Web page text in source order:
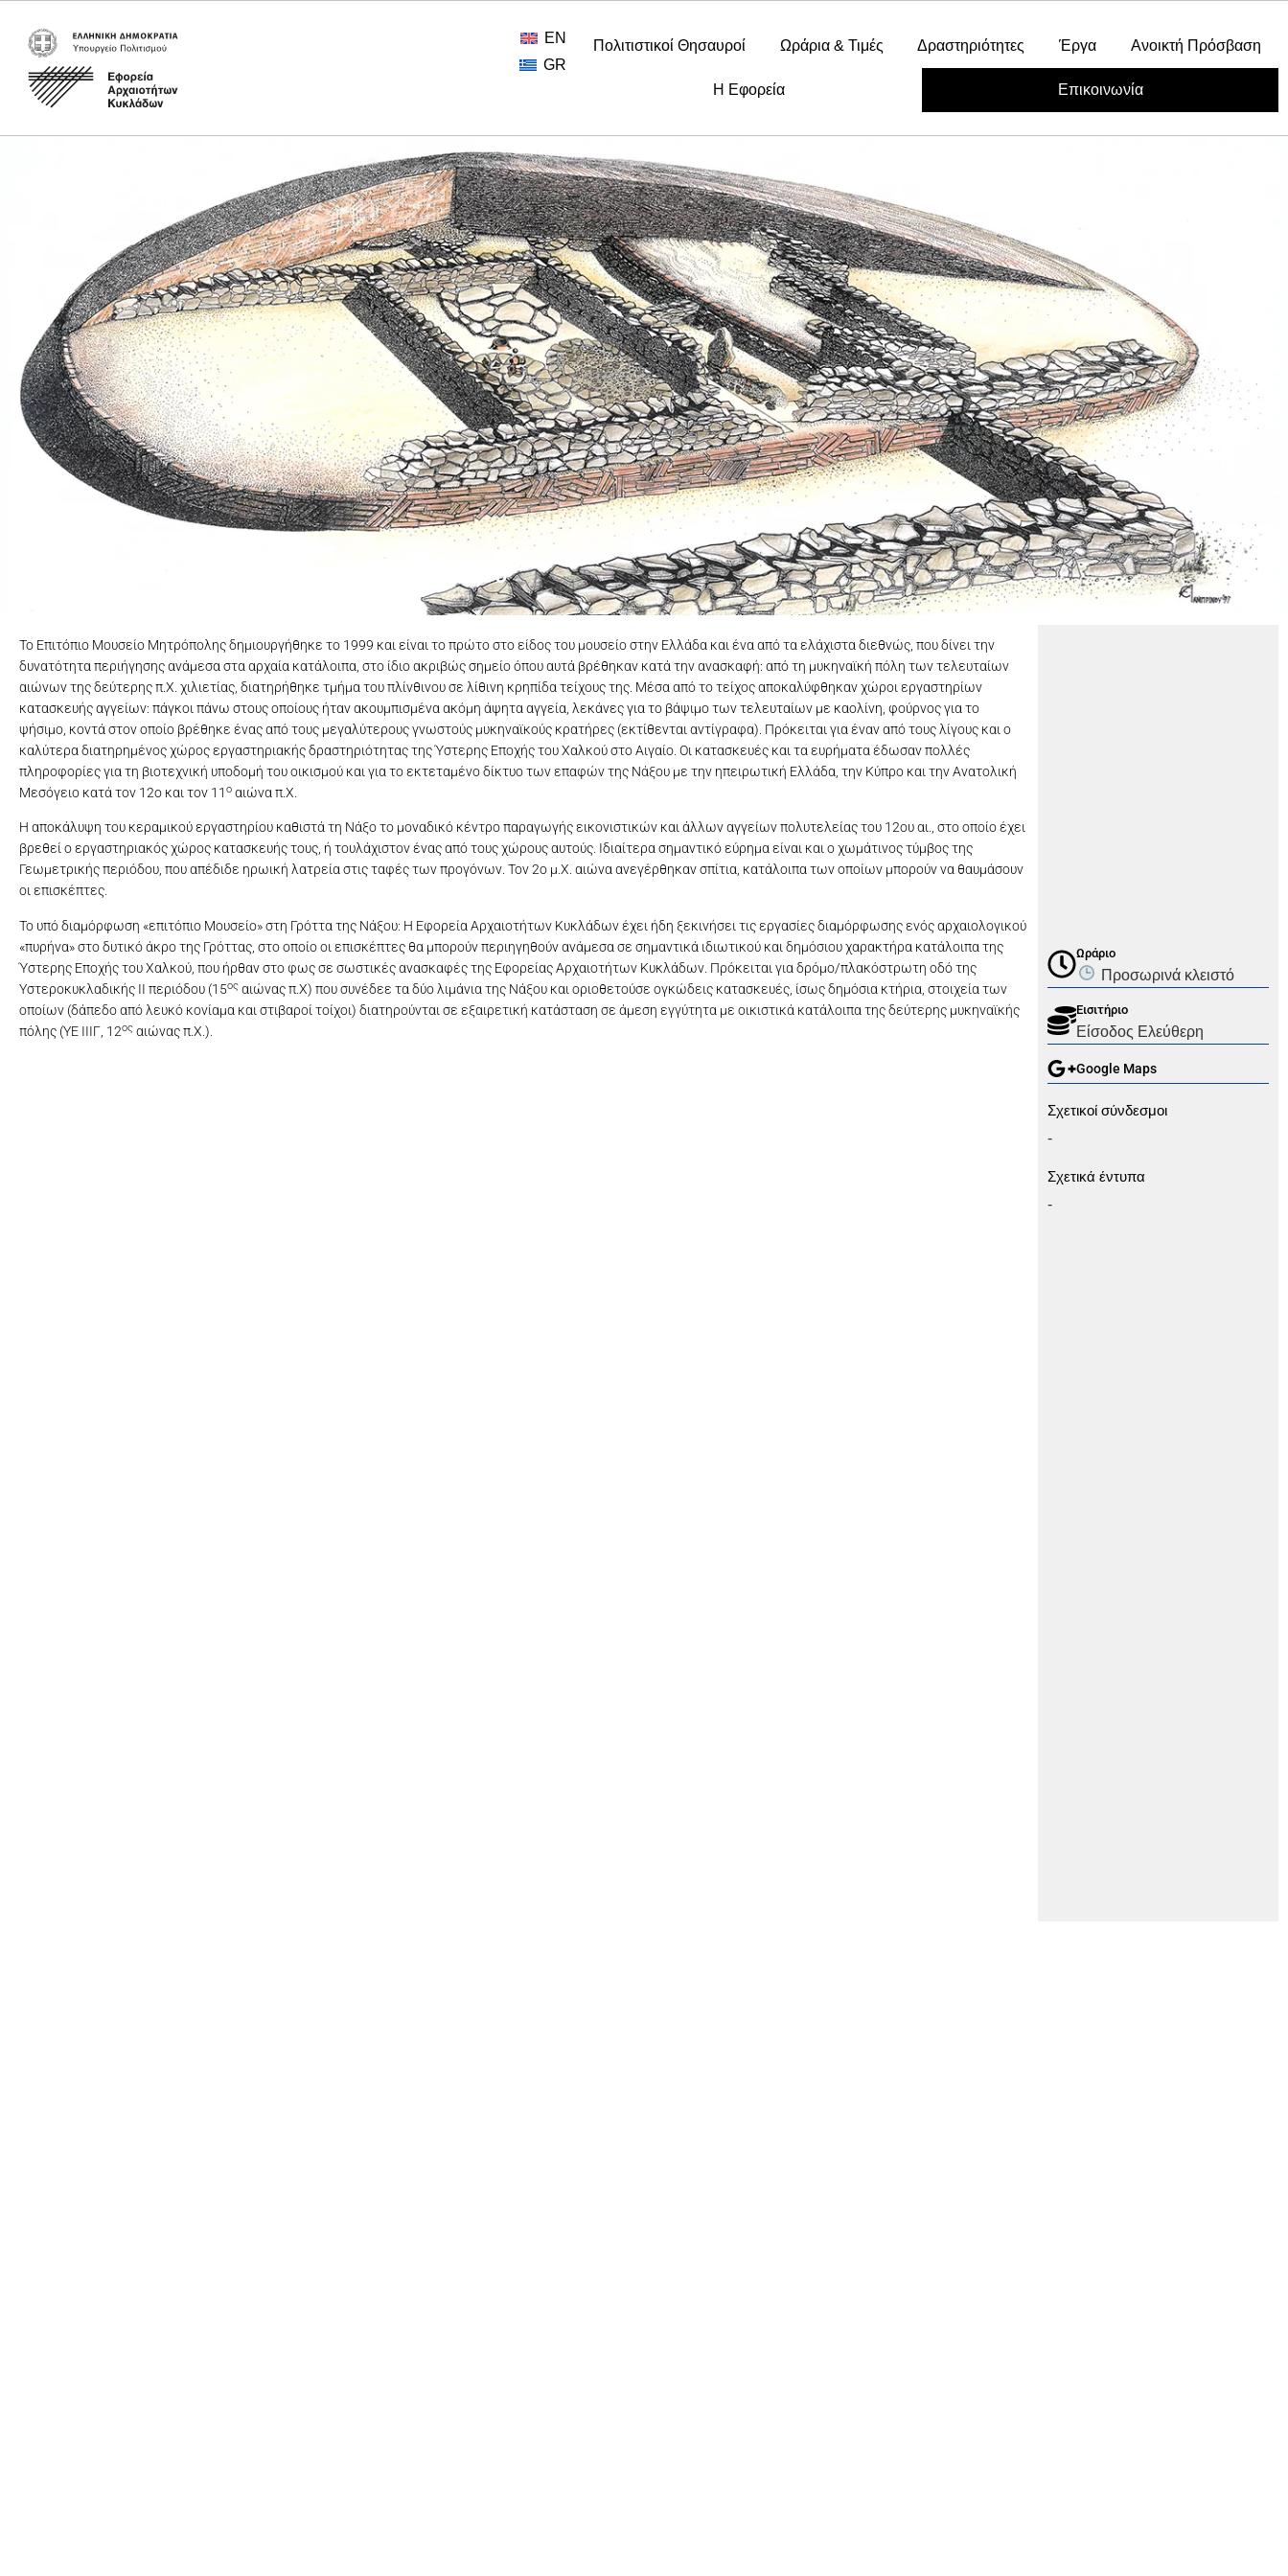
EN
GR
Πολιτιστικοί Θησαυροί Ωράρια & Τιμές Δραστηριότητες Έργα Ανοικτή Πρόσβαση
Η Εφορεία Επικοινωνία
Το Επιτόπιο Μουσείο Μητρόπολης της Νάξου
Το Επιτόπιο Μουσείο Μητρόπολης δημιουργήθηκε το 1999 και είναι το πρώτο στο είδος του μουσείο στην Ελλάδα και ένα από τα ελάχιστα διεθνώς, που δίνει την
δυνατότητα περιήγησης ανάμεσα στα αρχαία κατάλοιπα, στο ίδιο ακριβώς σημείο όπου αυτά βρέθηκαν κατά την ανασκαφή: από τη μυκηναϊκή πόλη των τελευταίων
αιώνων της δεύτερης π.Χ. χιλιετίας, διατηρήθηκε τμήμα του πλίνθινου σε λίθινη κρηπίδα τείχους της. Μέσα από το τείχος αποκαλύφθηκαν χώροι εργαστηρίων
κατασκευής αγγείων: πάγκοι πάνω στους οποίους ήταν ακουμπισμένα ακόμη άψητα αγγεία, λεκάνες για το βάψιμο των τελευταίων με καολίνη, φούρνος για το
ψήσιμο, κοντά στον οποίο βρέθηκε ένας από τους μεγαλύτερους γνωστούς μυκηναϊκούς κρατήρες (εκτίθενται αντίγραφα). Πρόκειται για έναν από τους λίγους και ο
καλύτερα διατηρημένος χώρος εργαστηριακής δραστηριότητας της Ύστερης Εποχής του Χαλκού στο Αιγαίο. Οι κατασκευές και τα ευρήματα έδωσαν πολλές
πληροφορίες για τη βιοτεχνική υποδομή του οικισμού και για το εκτεταμένο δίκτυο των επαφών της Νάξου με την ηπειρωτική Ελλάδα, την Κύπρο και την Ανατολική
Μεσόγειο κατά τον 12ο και τον 11 ο αιώνα π.Χ.
H αποκάλυψη του κεραμικού εργαστηρίου καθιστά τη Νάξο το μοναδικό κέντρο παραγωγής εικονιστικών και άλλων αγγείων πολυτελείας του 12ου αι., στο οποίο έχει
βρεθεί ο εργαστηριακός χώρος κατασκευής τους, ή τουλάχιστον ένας από τους χώρους αυτούς. Ιδιαίτερα σημαντικό εύρημα είναι και ο χωμάτινος τύμβος της
Γεωμετρικής περιόδου, που απέδιδε ηρωική λατρεία στις ταφές των προγόνων. Τον 2ο μ.Χ. αιώνα ανεγέρθηκαν σπίτια, κατάλοιπα των οποίων μπορούν να θαυμάσουν
οι επισκέπτες.
Το υπό διαμόρφωση «επιτόπιο Μουσείο» στη Γρόττα της Νάξου: Η Εφορεία Αρχαιοτήτων Κυκλάδων έχει ήδη ξεκινήσει τις εργασίες διαμόρφωσης ενός αρχαιολογικού
«πυρήνα» στο δυτικό άκρο της Γρόττας, στο οποίο οι επισκέπτες θα μπορούν περιηγηθούν ανάμεσα σε σημαντικά ιδιωτικού και δημόσιου χαρακτήρα κατάλοιπα της
Ύστερης Εποχής του Χαλκού, που ήρθαν στο φως σε σωστικές ανασκαφές της Εφορείας Αρχαιοτήτων Κυκλάδων. Πρόκειται για δρόμο/πλακόστρωτη οδό της
Υστεροκυκλαδικής ΙΙ περιόδου (15ος αιώνας π.Χ) που συνέδεε τα δύο λιμάνια της Νάξου και οριοθετούσε ογκώδεις κατασκευές, ίσως δημόσια κτήρια, στοιχεία των
οποίων (δάπεδο από λευκό κονίαμα και στιβαροί τοίχοι) διατηρούνται σε εξαιρετική κατάσταση σε άμεση εγγύτητα με οικιστικά κατάλοιπα της δεύτερης μυκηναϊκής
πόλης (ΥΕ ΙΙΙΓ, 12ος αιώνας π.Χ.).
Ωράριο
Προσωρινά κλειστό
Εισιτήριο
Είσοδος Ελεύθερη
Google Maps
Σχετικοί σύνδεσμοι
-
Σχετικά έντυπα
-